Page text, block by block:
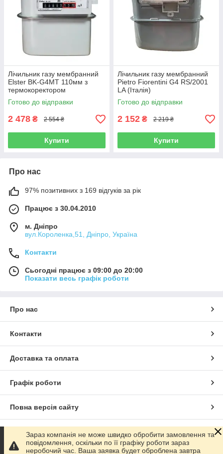
Лічильник газу мембранний
Elster BK-G4МТ 110мм з
термокоректором
(Словаччина)
Готово до відправки
2 478 ₴ 2 554 ₴
Купити
Лічильник газу мембранний
Pietrо Fiorentini G4 RS/2001
LA (Італія)
Готово до відправки
2 152 ₴ 2 219 ₴
Купити
Про нас
97% позитивних з 169 відгуків за рік
Працює з 30.04.2010
м. Дніпро
вул.Короленка,51, Дніпро, Україна
Контакти
Сьогодні працює з 09:00 до 20:00
Показати весь графік роботи
Про нас
Контакти
Доставка та оплата
Графік роботи
Повна версія сайту
Сайт створено на маркетплейсіProm.ua
Зараз компанія не може швидко обробити замовлення та
повідомлення, оскільки по її графіку роботи зараз
неробочий час. Ваша заявка будет оброблена завтра